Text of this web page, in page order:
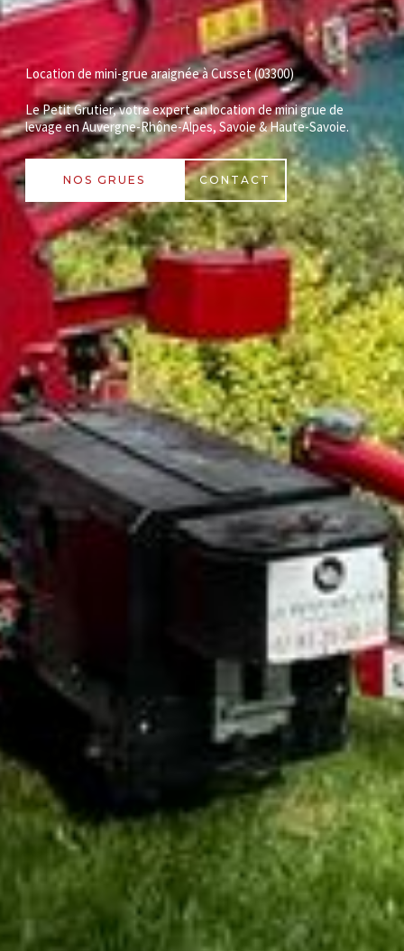
Location de mini-grue araignée à Cusset (03300)
Le Petit Grutier, votre expert en location de mini grue de
levage en Auvergne-Rhône-Alpes, Savoie & Haute-Savoie.
NOS GRUES CONTACT